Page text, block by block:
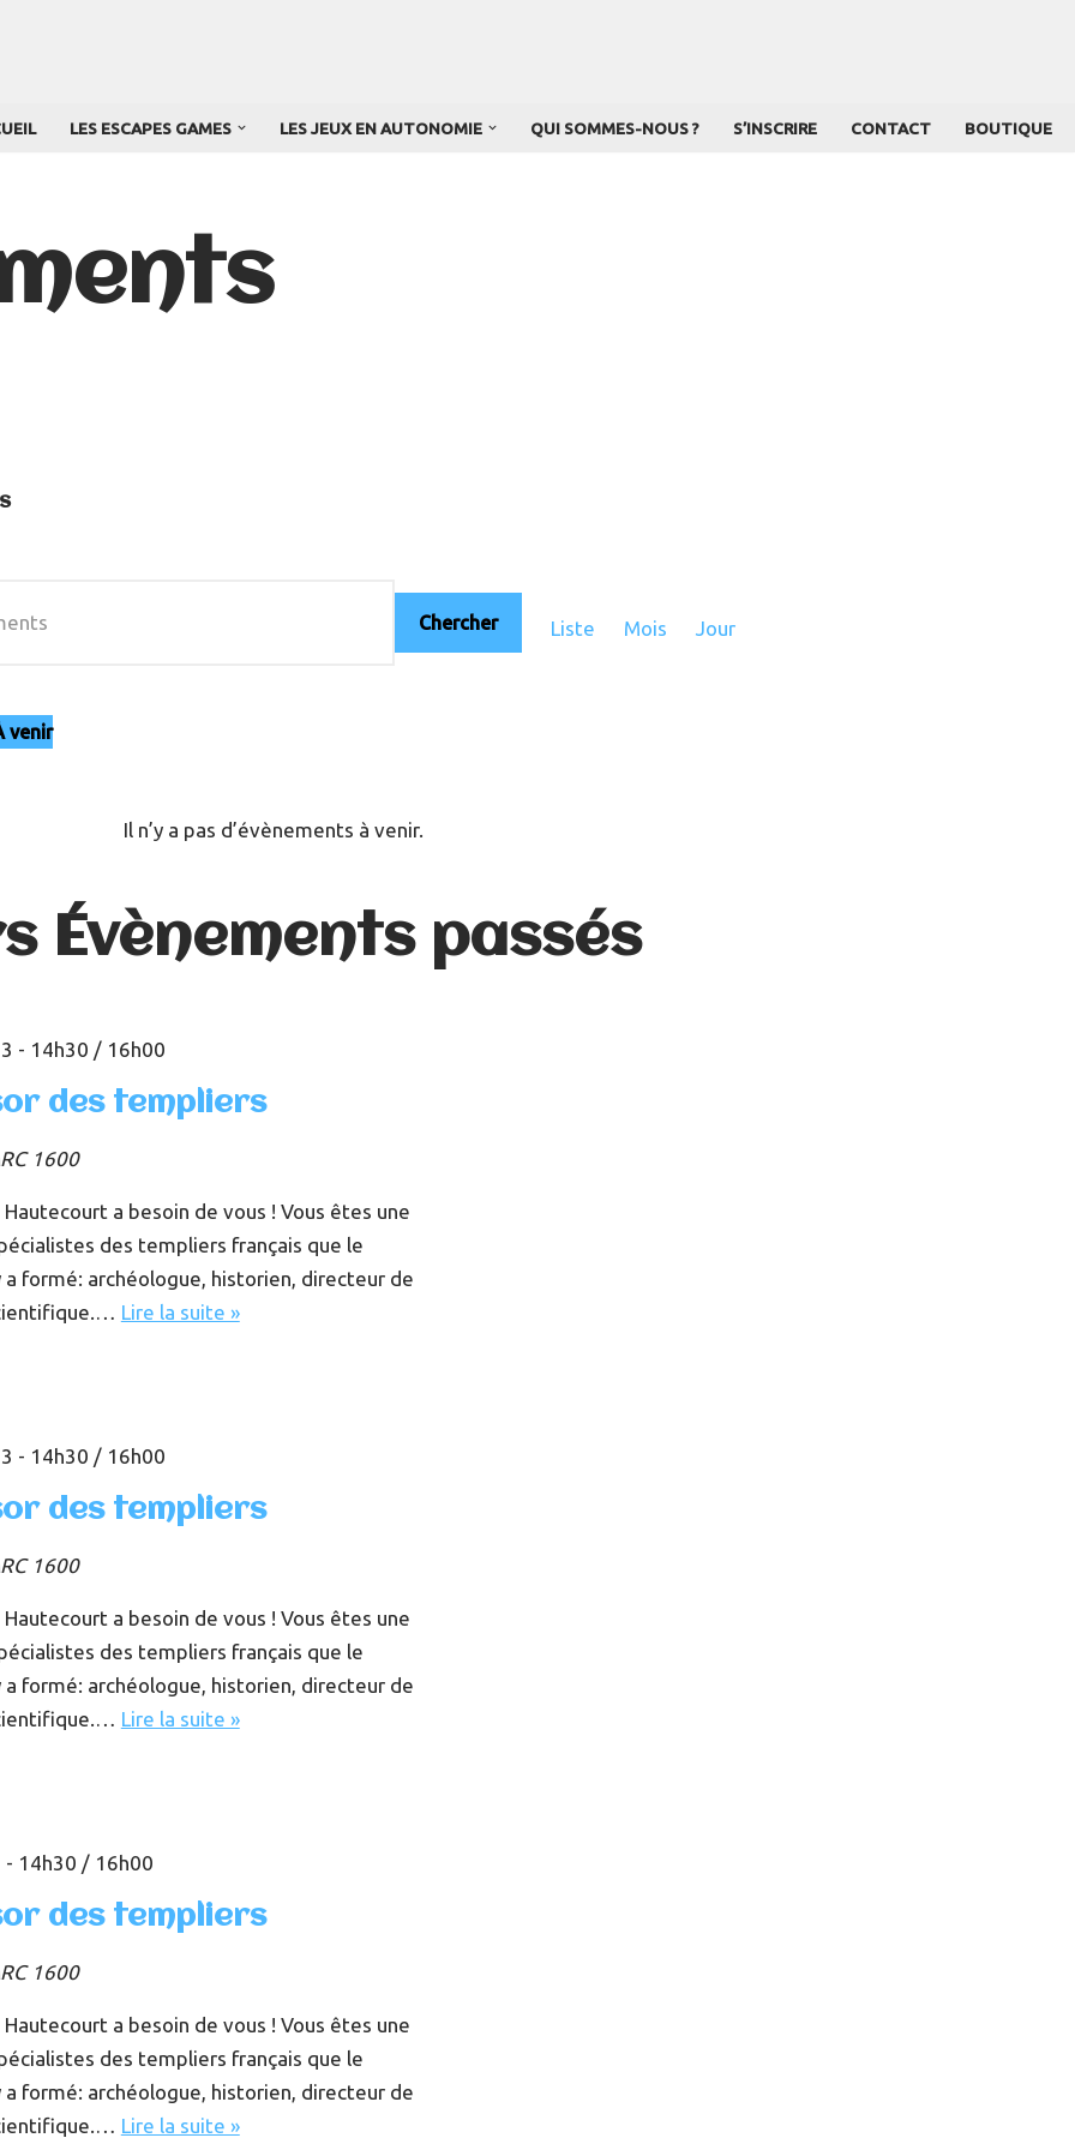
LES ESCAPES GAMES LES JEUX EN AUTONOMIE QUI SOMMES-NOUS ? S’INSCRIRE CONTACT BOUTIQUE
Il n’y a pas d’évènements à venir.
Chercher
de
Liste Mois Jour
venir
Évènements passés
- 14h30 / 16h00
des templiers
1600
a besoin de vous ! Vous êtes une
des templiers français que le
a formé: archéologue, historien, directeur de
Lire la suite »
- 14h30 / 16h00
des templiers
1600
a besoin de vous ! Vous êtes une
des templiers français que le
a formé: archéologue, historien, directeur de
Lire la suite »
- 14h30 / 16h00
des templiers
1600
a besoin de vous ! Vous êtes une
des templiers français que le
a formé: archéologue, historien, directeur de
Lire la suite »